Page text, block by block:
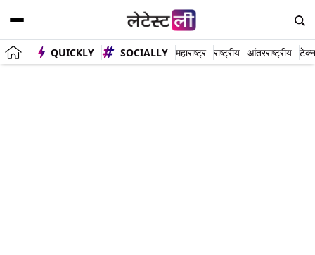
QUICKLY SOCIALLY महाराष्ट्र राष्ट्रीय आंतरराष्ट्रीय